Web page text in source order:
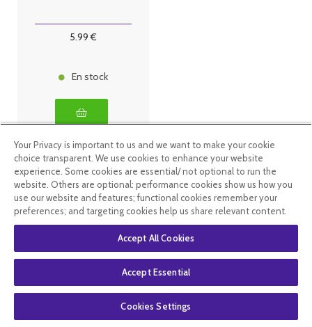
5.99 €
En stock
Your Privacy is important to us and we want to make your cookie
choice transparent. We use cookies to enhance your website
experience. Some cookies are essential/ not optional to run the
website. Others are optional: performance cookies show us how you
use our website and features; functional cookies remember your
preferences; and targeting cookies help us share relevant content.
Accept All Cookies
Accept Essential
Cookies Settings